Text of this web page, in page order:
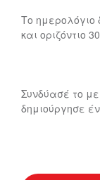
Το ημερολόγιο
και οριζόντιο
Συνδύασέ το
δημιούργησε